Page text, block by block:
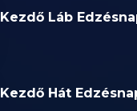
Kezdő Láb
Kezdő Hát